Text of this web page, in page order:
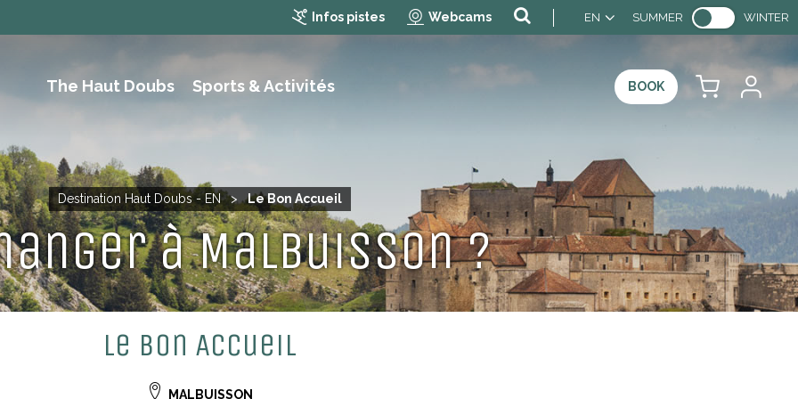
Infos pistes Webcams EN SUMMER WINTER
The Haut Doubs Sports & Activités BOOK
Destination Haut Doubs - EN > Le Bon Accueil
à Malbuisson ?
Le Bon Accueil
MALBUISSON